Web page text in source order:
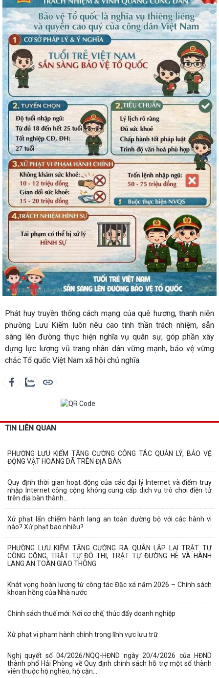
Phát huy truyền thống cách mạng của quê hương, thanh niên
phường Lưu Kiếm luôn nêu cao tinh thần trách nhiệm, sẵn
sàng lên đường thực hiện nghĩa vụ quân sự, góp phần xây
dựng lực lượng vũ trang nhân dân vững mạnh, bảo vệ vững
chắc Tổ quốc Việt Nam xã hội chủ nghĩa.
TIN LIÊN QUAN
PHƯỜNG LƯU KIẾM TĂNG CƯỜNG CÔNG TÁC QUẢN LÝ, BẢO VỆ
ĐỘNG VẬT HOANG DÃ TRÊN ĐỊA BÀN
Quy định thời gian hoạt động của các đại lý Internet và điểm truy
nhập Internet công cộng không cung cấp dịch vụ trò chơi điện tử
trên địa bàn thành...
Xử phạt lấn chiếm hành lang an toàn đường bộ với các hành vi
nào? Xử phạt bao nhiêu?
PHƯỜNG LƯU KIẾM TĂNG CƯỜNG RA QUÂN LẬP LẠI TRẬT TỰ
CÔNG CỘNG, TRẬT TỰ ĐÔ THỊ, TRẬT TỰ ĐƯỜNG HÈ VÀ HÀNH
LANG AN TOÀN GIAO THÔNG
Khát vọng hoàn lương từ công tác Đặc xá năm 2026 – Chính sách
khoan hồng của Nhà nước
Chính sách thuế mới: Nới cơ chế, thúc đẩy doanh nghiệp
Xử phạt vi phạm hành chính trong lĩnh vực lưu trữ
Nghị quyết số 04/2026/NQQ-HĐND ngày 20/4/2026 của HĐND
thành phố Hải Phòng về Quy định chính sách hỗ trợ một số thành
viên thuộc hộ nghèo, hộ cận...